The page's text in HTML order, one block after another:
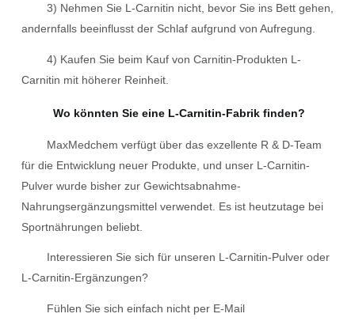
3) Nehmen Sie L-Carnitin nicht, bevor Sie ins Bett gehen,
andernfalls beeinflusst der Schlaf aufgrund von Aufregung.
4) Kaufen Sie beim Kauf von Carnitin-Produkten L-
Carnitin mit höherer Reinheit.
Wo könnten Sie eine L-Carnitin-Fabrik finden?
MaxMedchem verfügt über das exzellente R & D-Team
für die Entwicklung neuer Produkte, und unser L-Carnitin-
Pulver wurde bisher zur Gewichtsabnahme-
Nahrungsergänzungsmittel verwendet. Es ist heutzutage bei
Sportnährungen beliebt.
Interessieren Sie sich für unseren L-Carnitin-Pulver oder
L-Carnitin-Ergänzungen?
Fühlen Sie sich einfach nicht per E-Mail